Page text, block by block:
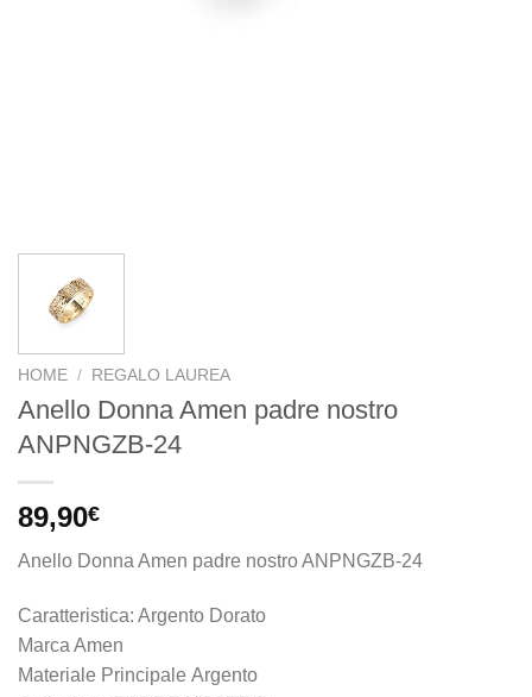
HOME / REGALO LAUREA
Anello Donna Amen padre nostro
ANPNGZB-24
89,90€
Anello Donna Amen padre nostro ANPNGZB-24
Caratteristica: Argento Dorato
Marca Amen
Materiale Principale Argento